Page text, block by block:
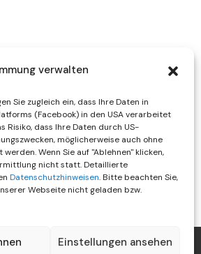
verwalten
Sie zugleich ein, dass Ihre Daten in
(Facebook) in den USA verarbeitet
Risiko, dass Ihre Daten durch US-
möglicherweise auch ohne
Wenn Sie auf "Ablehnen" klicken,
nicht statt. Detaillierte
Datenschutzhinweisen. Bitte beachten Sie,
Webseite nicht geladen bzw.
Einstellungen ansehen